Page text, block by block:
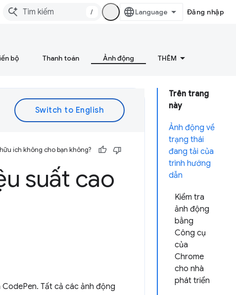
/ Đăng nhập
bộ Thanh toán Ảnh động THÊM
Trên trang
này
Ảnh động về
trạng thái
đang tải của
trình hướng
dẫn
Kiểm tra
ảnh động
bằng
Công cụ
của
Chrome
cho nhà
phát triển
ích không cho bạn không?
suất cao
Tất cả các ảnh động